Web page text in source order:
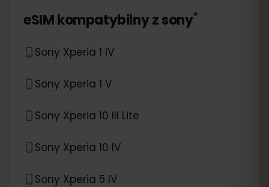
eSIM kompatybilny zsony*
Sony Xperia 1 IV
Sony Xperia 1 V
Sony Xperia 10 III Lite
Sony Xperia 10 IV
Sony Xperia 5 IV